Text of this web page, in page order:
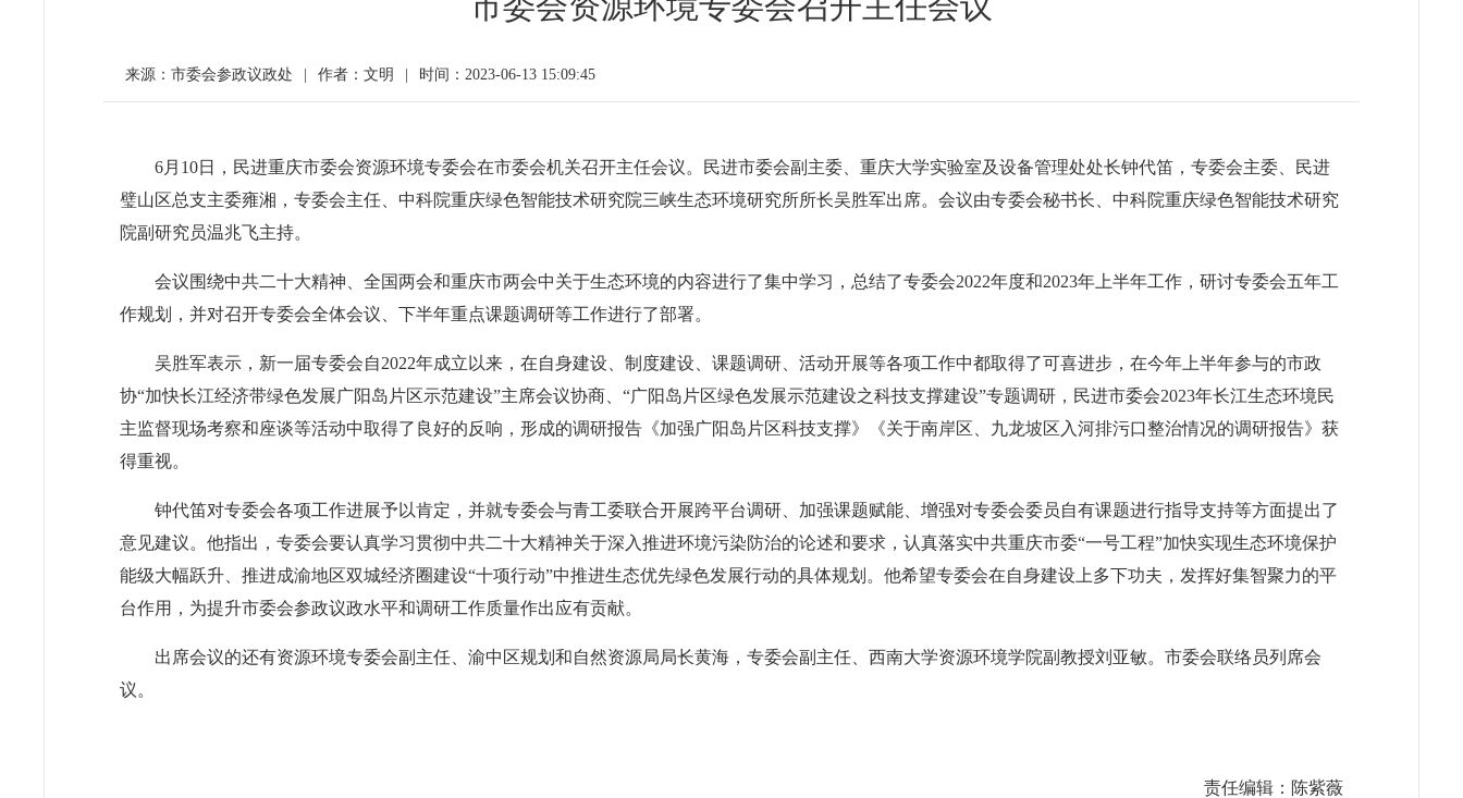
来源：市委会参政议政处 作者：文明 时间：2023-06-13 15:09:45
6月10日，民进重庆市委会资源环境专委会在市委会机关召开主任会议。民进市委会副主委、重庆大学实验室及设备管理处处长钟代笛，专委会主委、民进
璧山区总支主委雍湘，专委会主任、中科院重庆绿色智能技术研究院三峡生态环境研究所所长吴胜军出席。会议由专委会秘书长、中科院重庆绿色智能技术研究
院副研究员温兆飞主持。
会议围绕中共二十大精神、全国两会和重庆市两会中关于生态环境的内容进行了集中学习，总结了专委会2022年度和2023年上半年工作，研讨专委会五年工
作规划，并对召开专委会全体会议、下半年重点课题调研等工作进行了部署。
吴胜军表示，新一届专委会自2022年成立以来，在自身建设、制度建设、课题调研、活动开展等各项工作中都取得了可喜进步，在今年上半年参与的市政
协“加快长江经济带绿色发展广阳岛片区示范建设”主席会议协商、“广阳岛片区绿色发展示范建设之科技支撑建设”专题调研，民进市委会2023年长江生态环境民
主监督现场考察和座谈等活动中取得了良好的反响，形成的调研报告《加强广阳岛片区科技支撑》《关于南岸区、九龙坡区入河排污口整治情况的调研报告》获
得重视。
钟代笛对专委会各项工作进展予以肯定，并就专委会与青工委联合开展跨平台调研、加强课题赋能、增强对专委会委员自有课题进行指导支持等方面提出了
意见建议。他指出，专委会要认真学习贯彻中共二十大精神关于深入推进环境污染防治的论述和要求，认真落实中共重庆市委“一号工程”加快实现生态环境保护
能级大幅跃升、推进成渝地区双城经济圈建设“十项行动”中推进生态优先绿色发展行动的具体规划。他希望专委会在自身建设上多下功夫，发挥好集智聚力的平
台作用，为提升市委会参政议政水平和调研工作质量作出应有贡献。
出席会议的还有资源环境专委会副主任、渝中区规划和自然资源局局长黄海，专委会副主任、西南大学资源环境学院副教授刘亚敏。市委会联络员列席会
议。
责任编辑：陈紫薇